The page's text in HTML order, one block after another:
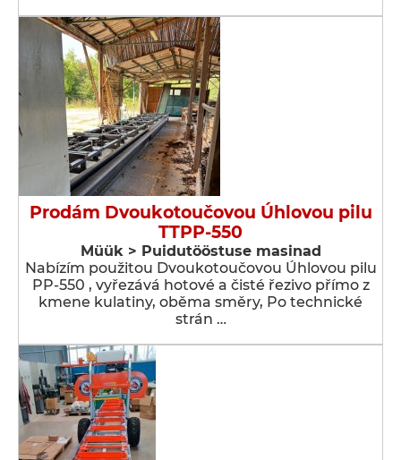
Prodám Dvoukotoučovou Úhlovou pilu
TTPP-550
Müük > Puidutööstuse masinad
Nabízím použitou Dvoukotoučovou Úhlovou pilu
PP-550 , vyřezává hotové a čisté řezivo přímo z
kmene kulatiny, oběma směry, Po technické
strán …